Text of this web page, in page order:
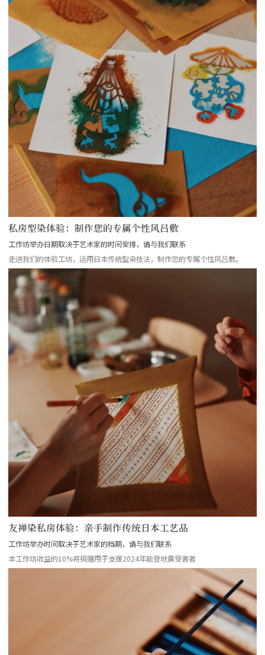
私房型染体验：制作您的专属个性风吕敷
工作坊举办日期取决于艺术家的时间安排，请与我们联系
走进我们的体验工坊，运用日本传统型染技法，制作您的专属个性风吕敷。
友禅染私房体验：亲手制作传统日本工艺品
工作坊举办时间取决于艺术家的档期，请与我们联系
本工作坊收益的10%将捐赠用于支援2024年能登地震受害者
more